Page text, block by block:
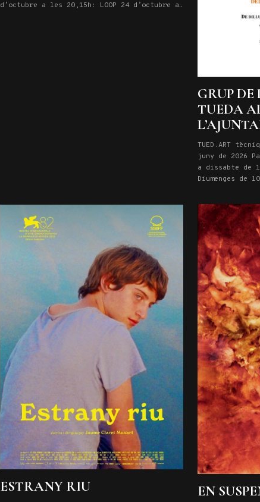
d’octubre a les 20,15h: LOOP 24 d’octubre a
GRUP
TUEDA
TUED.ART
juny de 2026
a dissabte de
Diumenges
ESTRANY RIU
EN